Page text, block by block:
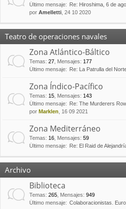
Último mensaje:
Re: Hiroshima, 6 de
por Amelletti , 24 10 2020
Teatro de operaciones navales
Zona Atlántico-Báltico
Temas: 27 Mensajes: 177
Último mensaje:
Re: La Patrulla del
Zona Índico-Pacífico
Temas: 15 Mensajes: 143
Último mensaje:
Re: The Murderers
por Marklen , 16 09 2021
Zona Mediterráneo
Temas: 16 Mensajes: 59
Último mensaje:
Re: El Raid de
Archivo
Biblioteca
Temas: 265 Mensajes: 949
Último mensaje: Colaboracionistas.